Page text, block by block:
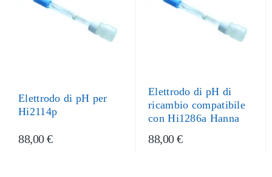
Elettrodo di pH per
Hi2114p
88,00 €
Elettrodo di pH di
ricambio compatibile
con Hi1286a Hanna
88,00 €